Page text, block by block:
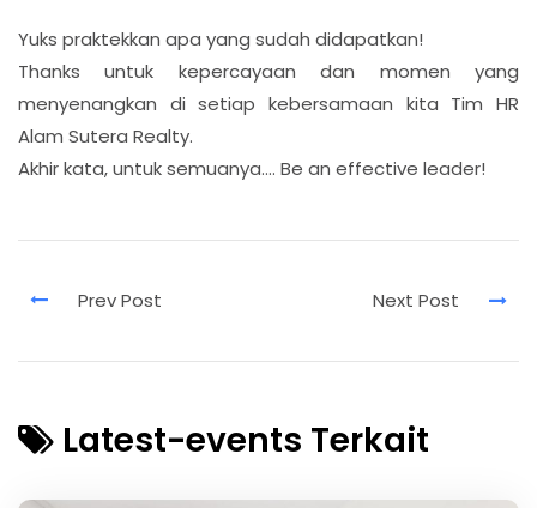
Yuks praktekkan apa yang sudah didapatkan!
Thanks untuk kepercayaan dan momen yang
menyenangkan di setiap kebersamaan kita Tim HR
Alam Sutera Realty.
Akhir kata, untuk semuanya…. Be an effective leader!
Latest-events Terkait